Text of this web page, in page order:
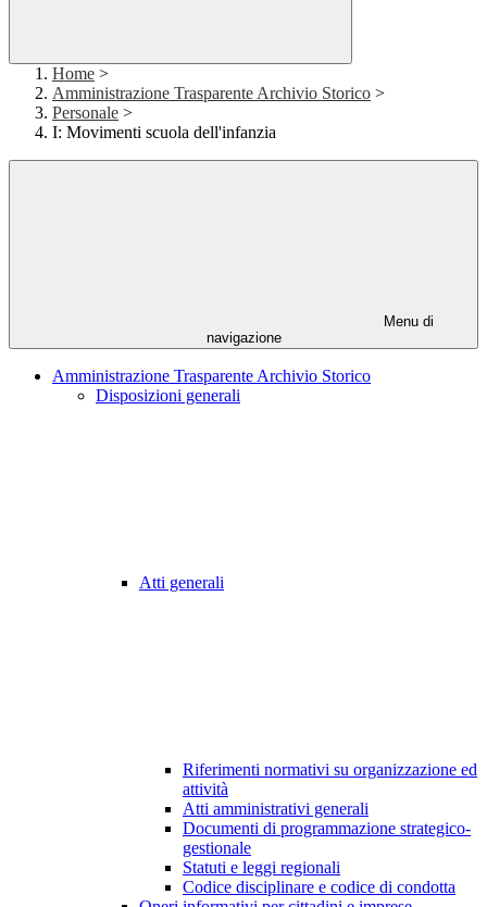
Home >
Amministrazione Trasparente Archivio Storico >
Personale >
I: Movimenti scuola dell'infanzia
Menu di
navigazione
Amministrazione Trasparente Archivio Storico
Disposizioni generali
Atti generali
Riferimenti normativi su organizzazione ed
attività
Atti amministrativi generali
Documenti di programmazione strategico-
gestionale
Statuti e leggi regionali
Codice disciplinare e codice di condotta